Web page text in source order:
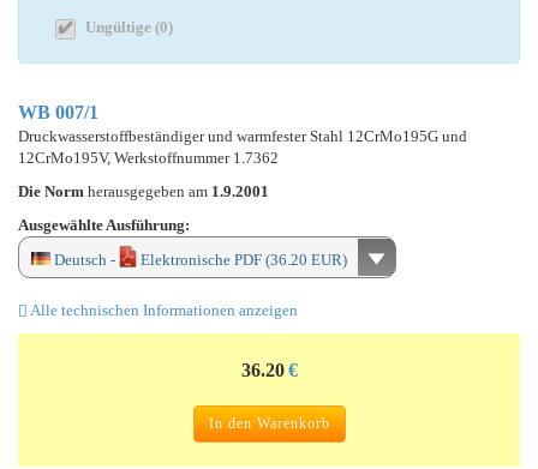
Ungültige (0)
WB 007/1
Druckwasserstoffbeständiger und warmfester Stahl 12CrMo195G und
12CrMo195V, Werkstoffnummer 1.7362
Die Norm herausgegeben am 1.9.2001
Ausgewählte Ausführung:
Deutsch -
Elektronische PDF (36.20 EUR)
Alle technischen Informationen anzeigen
36.20 €
In den Warenkorb